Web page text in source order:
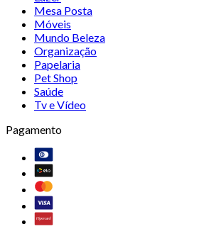
Mesa Posta
Móveis
Mundo Beleza
Organização
Papelaria
Pet Shop
Saúde
Tv e Vídeo
Pagamento